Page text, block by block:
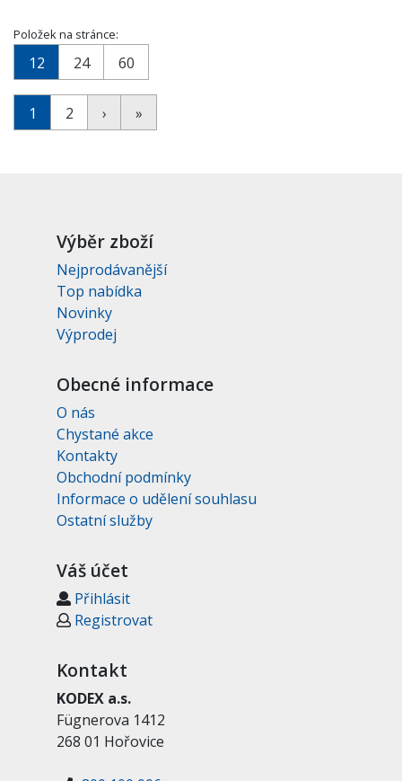
Položek na stránce:
12 24 60
1 2 › »
Výběr zboží
Nejprodávanější
Top nabídka
Novinky
Výprodej
Obecné informace
O nás
Chystané akce
Kontakty
Obchodní podmínky
Informace o udělení souhlasu
Ostatní služby
Váš účet
Přihlásit
Registrovat
Kontakt
KODEX a.s.
Fügnerova 1412
268 01 Hořovice